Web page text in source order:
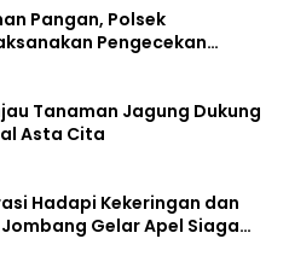
Pangan, Polsek
Pengecekan
Tanaman Jagung Dukung
Asta Cita
Hadapi Kekeringan dan
Gelar Apel Siaga